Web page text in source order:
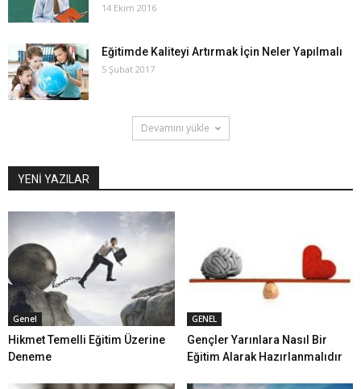
14 Ekim 2016
Eğitimde Kaliteyi Artırmak İçin Neler Yapılmalı
5 Şubat 2017
Devamını yükle
YENİ YAZILAR
Genel
Hikmet Temelli Eğitim Üzerine
Deneme
GENEL
Gençler Yarınlara Nasıl Bir
Eğitim Alarak Hazırlanmalıdır